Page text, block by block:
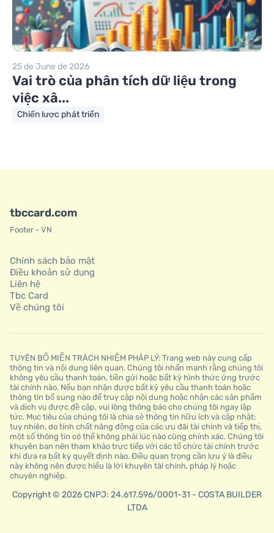
25 de June de 2026
Vai trò của phân tích dữ liệu trong
việc xâ...
Chiến lược phát triển
tbccard.com
Footer - VN
Chính sách bảo mật
Điều khoản sử dụng
Liên hệ
Tbc Card
Về chúng tôi
TUYÊN BỐ MIỄN TRÁCH NHIỆM PHÁP LÝ: Trang web này cung cấp
thông tin và nội dung liên quan. Chúng tôi nhấn mạnh rằng chúng tôi
không yêu cầu thanh toán, tiền gửi hoặc bất kỳ hình thức ứng trước
tài chính nào. Nếu bạn nhận được bất kỳ yêu cầu thanh toán hoặc
thông tin bổ sung nào để truy cập nội dung hoặc nhận các sản phẩm
và dịch vụ được đề cập, vui lòng thông báo cho chúng tôi ngay lập
tức. Mục tiêu của chúng tôi là chia sẻ thông tin hữu ích và cập nhật;
tuy nhiên, do tính chất năng động của các ưu đãi tài chính và tiếp thị,
một số thông tin có thể không phải lúc nào cũng chính xác. Chúng tôi
khuyên bạn nên tham khảo trực tiếp với các tổ chức tài chính trước
khi đưa ra bất kỳ quyết định nào. Điều quan trọng cần lưu ý là điều
này không nên được hiểu là lời khuyên tài chính, pháp lý hoặc
chuyên nghiệp.
Copyright © 2026 CNPJ: 24.617.596/0001-31 - COSTA BUILDER
LTDA